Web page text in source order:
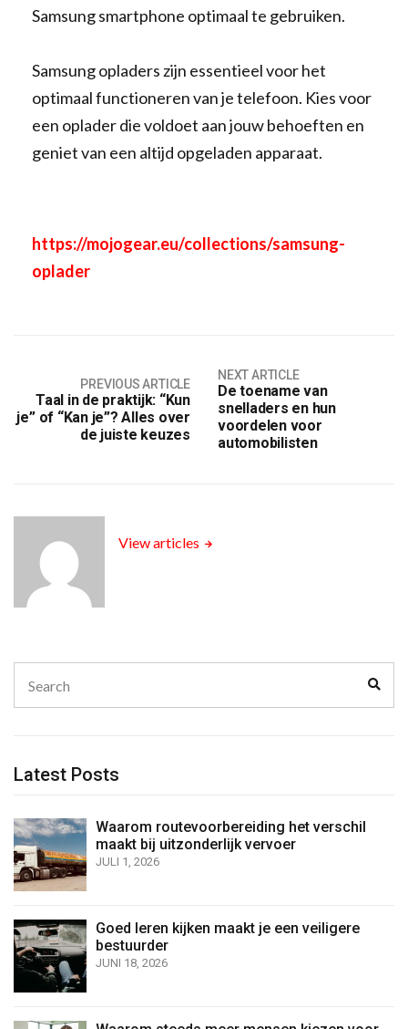
Samsung smartphone optimaal te gebruiken.
Samsung opladers zijn essentieel voor het
optimaal functioneren van je telefoon. Kies voor
een oplader die voldoet aan jouw behoeften en
geniet van een altijd opgeladen apparaat.
https://mojogear.eu/collections/samsung-
oplader
PREVIOUS ARTICLE
Taal in de praktijk: “Kun
je” of “Kan je”? Alles over
de juiste keuzes
NEXT ARTICLE
De toename van
snelladers en hun
voordelen voor
automobilisten
View articles
for:
Latest Posts
Waarom routevoorbereiding het verschil
maakt bij uitzonderlijk vervoer
JULI 1, 2026
Goed leren kijken maakt je een veiligere
bestuurder
JUNI 18, 2026